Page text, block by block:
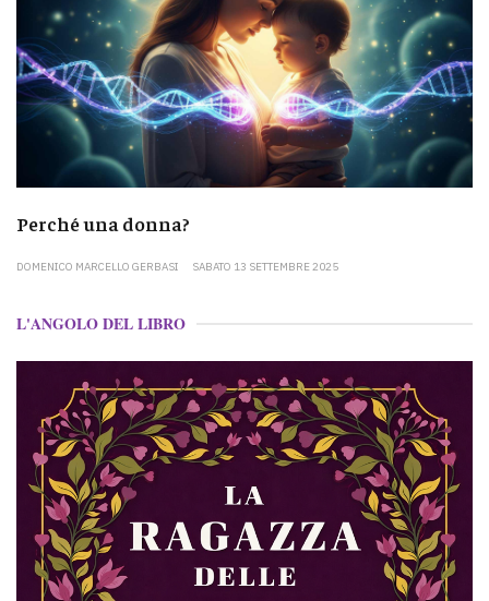
Perché una donna?
DOMENICO MARCELLO GERBASI SABATO 13 SETTEMBRE 2025
L'ANGOLO DEL LIBRO